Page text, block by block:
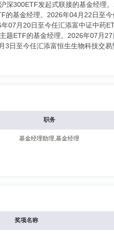
深300ETF发起式联接的基金经理
的基金经理。2026年04月22日至
07月20日至今任汇添富中证中药
题ETF的基金经理。2026年07月
3日至今任汇添富恒生生物科技交
职务
基金经理助理,基金经理
奖项名称